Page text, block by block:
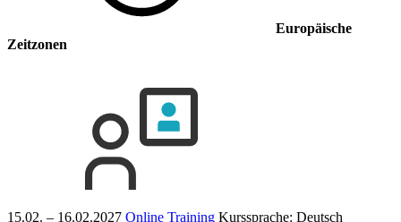
Europäische
Zeitzonen
15.02. – 16.02.2027 Online Training Kurssprache: Deutsch